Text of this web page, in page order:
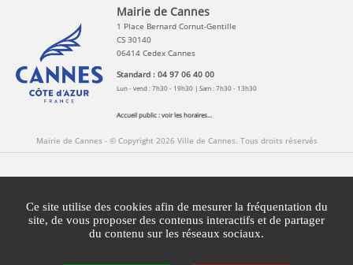
Mairie de Cannes
1 Place Bernard Cornut-Gentille
CS 30140
06414 Cedex Cannes
Standard : 04 97 06 40 00
Lun - vend : 7h30 - 19h30 | Sam : 7h30 - 13h30
Accueil public :voir les horaires...
Mairie de Cannes - © Copyright 2026 Ville de Cannes. Tous droits réservés
Mentions légales Agglomération Cannes Lérins
Plan du site Gestion des cookies
Ce site utilise des cookies afin de mesurer la fréquentation du
site, de vous proposer des contenus interactifs et de partager
du contenu sur les réseaux sociaux.